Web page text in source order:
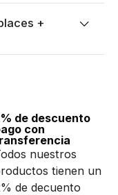
+
de descuento
con
nuestros
tienen un
de decuento